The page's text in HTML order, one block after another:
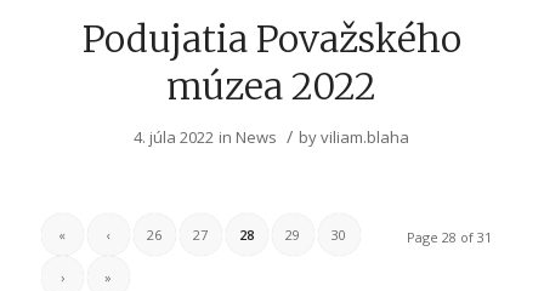
Podujatia Považského
múzea 2022
4. júla 2022 in News / byviliam.blaha
Page 28 of 31
« ‹ 26 27 28 29 30
› »